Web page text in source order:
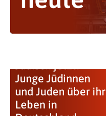
Junge Jüdinnen
und Juden über ihr
Leben in